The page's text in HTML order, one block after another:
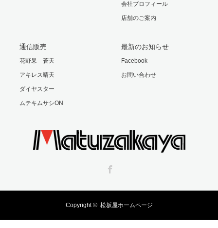
会社プロフィール
店舗のご案内
通信販売
花野果 蒼天
アキレス晴天
ダイヤスター
ムテキムサシON
最新のお知らせ
Facebook
お問い合わせ
Copyright © 松坂屋ホームページ